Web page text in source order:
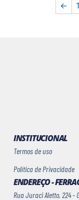
← 1
INSTITUCIONAL
Termos de uso
Política de Privacidade
ENDEREÇO -
Rua Juraci Aletto, 224 -